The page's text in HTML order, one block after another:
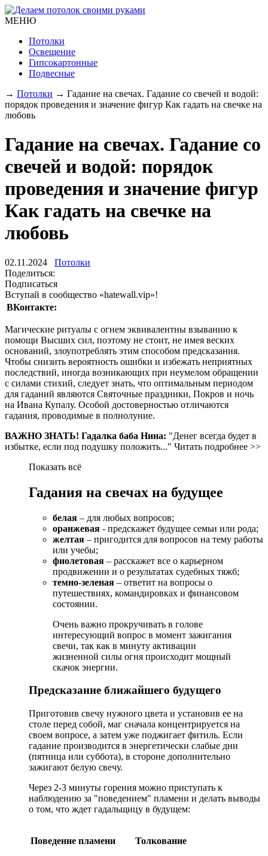
МЕНЮ
Потолки
Освещение
Гипсокартонные
Подвесные
→ Потолки → Гадание на свечах. Гадание со свечей и водой:
порядок проведения и значение фигур Как гадать на свечке на
любовь
Гадание на свечах. Гадание со
свечей и водой: порядок
проведения и значение фигур
Как гадать на свечке на
любовь
02.11.2024 Потолки
Поделиться:
Подписаться
Вступай в сообщество «hatewall.vip»!
ВКонтакте:
Магические ритуалы с огнем эквивалентны взыванию к
помощи Высших сил, поэтому не стоит, не имея веских
оснований, злоупотреблять этим способом предсказания.
Чтобы снизить вероятность ошибки и избежать неприятных
последствий, иногда возникающих при неумелом обращении
с силами стихий, следует знать, что оптимальным периодом
для гаданий являются Святочные праздники, Покров и ночь
на Ивана Купалу. Особой достоверностью отличаются
гадания, проводимые в полнолуние.
ВАЖНО ЗНАТЬ! Гадалка баба Нина: "Денег всегда будет в
избытке, если под подушку положить..." Читать подробнее >>
Показать всё
Гадания на свечах на будущее
белая – для любых вопросов;
оранжевая - предскажет будущее семьи или рода;
желтая – пригодится для вопросов на тему работы
или учебы;
фиолетовая – расскажет все о карьерном
продвижении и о результатах судебных тяжб;
темно-зеленая – ответит на вопросы о
путешествиях, командировках и финансовом
состоянии.
Очень важно прокручивать в голове
интересующий вопрос в момент зажигания
свечи, так как в минуту активации
жизненной силы огня происходит мощный
скачок энергии.
Предсказание ближайшего будущего
Приготовив свечу нужного цвета и установив ее на
столе перед собой, маг сначала концентрируется на
своем вопросе, а затем уже поджигает фитиль. Если
гадание производится в энергетически слабые дни
(пятница или суббота), в стороне дополнительно
зажигают белую свечу.
Через 2-3 минуты горения можно приступать к
наблюдению за "поведением" пламени и делать выводы
о том, что ждет гадальщицу в будущем:
Поведение пламени Толкование